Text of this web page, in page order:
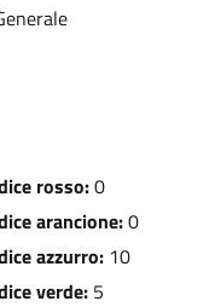
rosso:0
arancione:0
azzurro: 10
verde: 5